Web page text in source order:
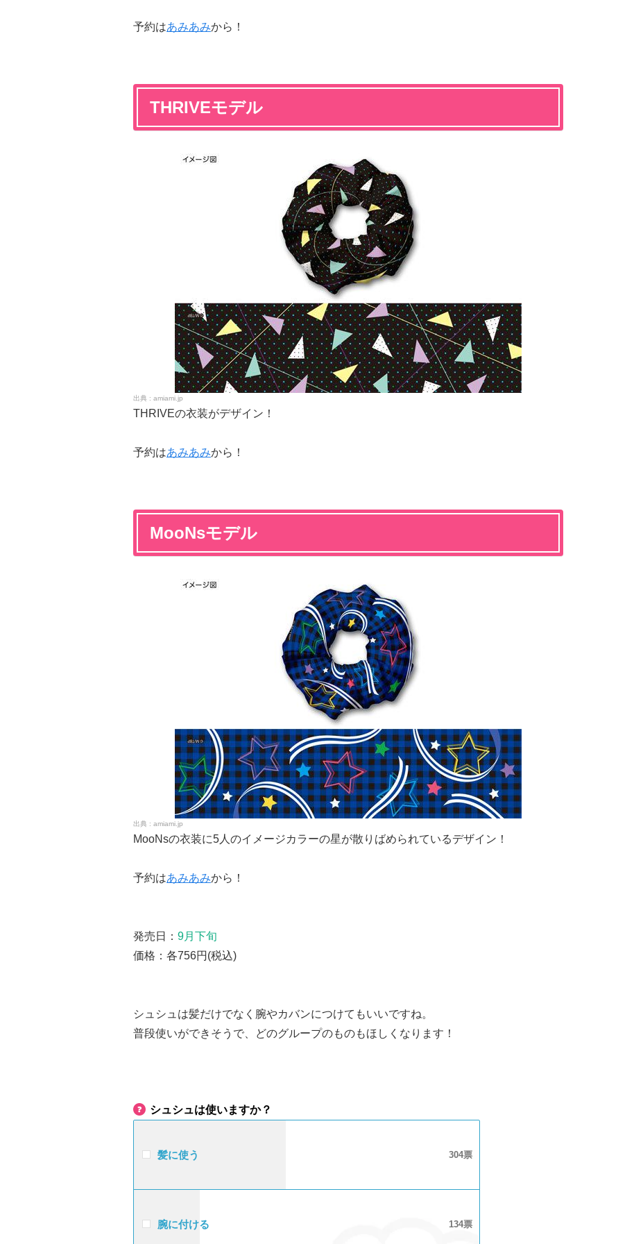
予約はあみあみから！
THRIVEモデル
amiami.jp
THRIVEの衣装がデザイン！
予約はあみあみから！
MooNsモデル
amiami.jp
MooNsの衣装に5人のイメージカラーの星が散りばめられているデザイン！
予約はあみあみから！
発売日： 9月下旬
価格：各756円(税込)
シュシュは髪だけでなく腕やカバンにつけてもいいですね。
普段使いができそうで、どのグループのものもほしくなります！
シュシュは使いますか？
髪に使う 304
腕に付ける 134